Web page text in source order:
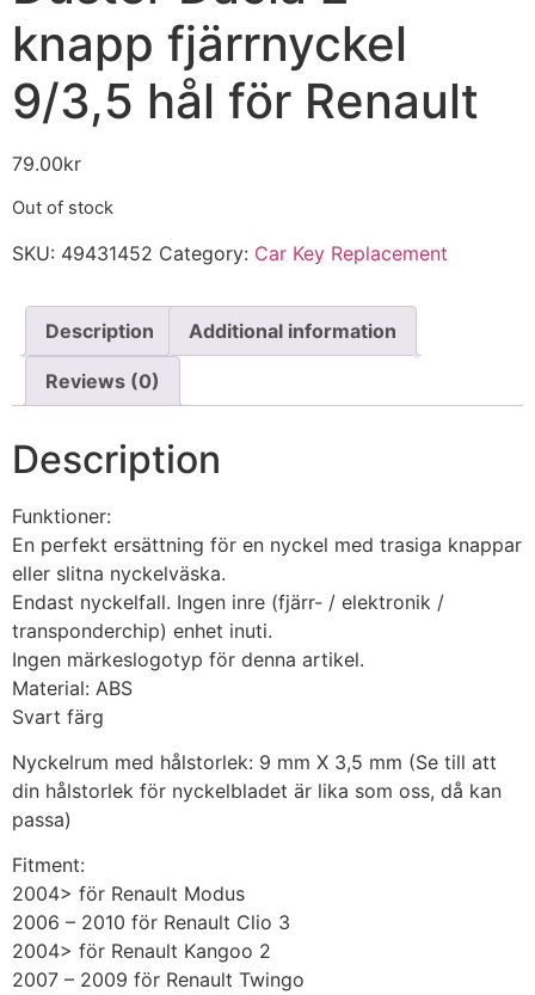
knapp fjärrnyckel
9/3,5 hål för Renault
79.00kr
Out of stock
SKU: 49431452 Category: Car Key Replacement
Description Additional information
Reviews (0)
Description
Funktioner:
En perfekt ersättning för en nyckel med trasiga knappar
eller slitna nyckelväska.
Endast nyckelfall. Ingen inre (fjärr- / elektronik /
transponderchip) enhet inuti.
Ingen märkeslogotyp för denna artikel.
Material: ABS
Svart färg
Nyckelrum med hålstorlek: 9 mm X 3,5 mm (Se till att
din hålstorlek för nyckelbladet är lika som oss, då kan
passa)
Fitment:
2004> för Renault Modus
2006 – 2010 för Renault Clio 3
2004> för Renault Kangoo 2
2007 – 2009 för Renault Twingo